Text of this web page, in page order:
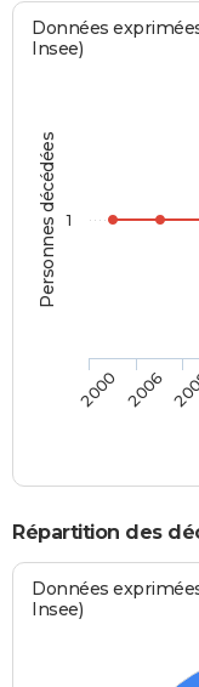
Personnes décédées
Données
Insee)
2000 2006
1
Répartition des
Données
Insee)